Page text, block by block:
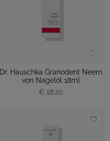
Dr. Hauschka Granodent Neem
von Nagelöl 18ml
€ 18,20